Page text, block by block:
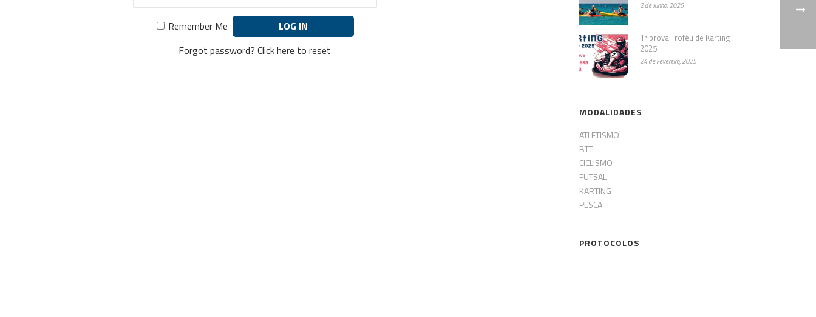
Remember Me
Forgot password? Click here to reset
2 de Junho, 2025
1ª prova Troféu de Karting
2025
24 de Fevereiro, 2025
MODALIDADES
ATLETISMO
BTT
CICLISMO
FUTSAL
KARTING
PESCA
PROTOCOLOS